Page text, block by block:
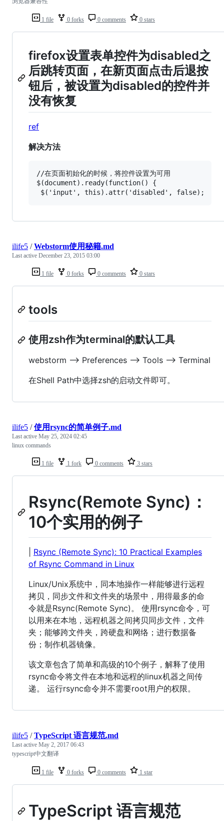
1 file 0 forks 0 comments 0 stars
firefox设置表单控件为disabled之
后跳转页面，在新页面点击后退按
钮后，被设置为disabled的控件并
没有恢复
ref
解决方法
//在页面初始化的时候，将控件设置为可用
$(document).ready(function() {
1 file 0 forks 0 comments 0 stars
ilife5 /Webstorm使用秘籍.md
Last active December 23, 2015 03:00
tools
使用zsh作为terminal的默认工具
webstorm --> Preferences --> Tools --> Terminal
在Shell Path中选择zsh的启动文件即可。
1 file 1 fork 0 comments 3 stars
ilife5 /使用rsync的简单例子.md
Last active May 25, 2024 02:45
linux commands
Rsync(Remote Sync)：
10个实用的例子
Rsync (Remote Sync): 10 Practical Examples
of Rsync Command in Linux
Linux/Unix系统中，同本地操作一样能够进行远程
拷贝，同步文件和文件夹的场景中，用得最多的命
令就是Rsync(Remote Sync)。 使用rsync命令，可
以用来在本地，远程机器之间拷贝同步文件，文件
夹；能够跨文件夹，跨硬盘和网络；进行数据备
份；制作机器镜像。
该文章包含了简单和高级的10个例子，解释了使用
rsync命令将文件在本地和远程的linux机器之间传
递。 运行rsync命令并不需要root用户的权限。
1 file 0 forks 0 comments 1 star
ilife5 /TypeScript 语言规范.md
Last active May 2, 2017 06:43
typescript中文翻译
TypeScript 语言规范